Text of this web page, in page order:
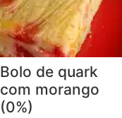
Bolo de quark
com morango
(0%)